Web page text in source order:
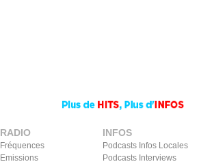
RADIO
Fréquences
Emissions
INFOS
Podcasts Infos Locales
Podcasts Interviews